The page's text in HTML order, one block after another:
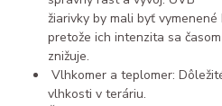
žiarivky by mali byť
pretože ich intenzita sa časom
znižuje.
Vlhkomer a teplomer:
vlhkosti v teráriu.